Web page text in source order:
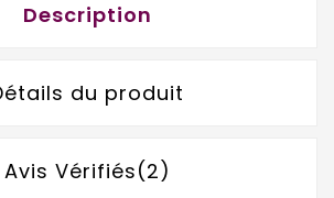
Description
du produit
Avis Vérifiés(2)